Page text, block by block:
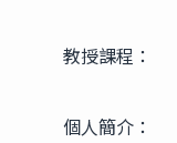
教授課程：
個人簡介：